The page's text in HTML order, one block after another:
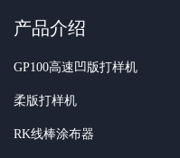
产品介绍
GP100高速凹版打样机
柔版打样机
RK线棒涂布器